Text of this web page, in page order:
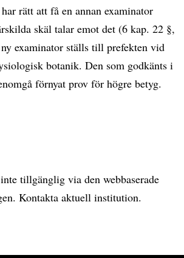
rätt att få en annan examinator
skäl talar emot det (6 kap. 22 §,
examinator ställs till prefekten vid
botanik. Den som godkänts i
förnyat prov för högre betyg.
tillgänglig via den webbaserade
Kontakta aktuell institution.